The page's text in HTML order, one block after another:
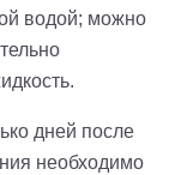
водой; можно
дней после
необходимо